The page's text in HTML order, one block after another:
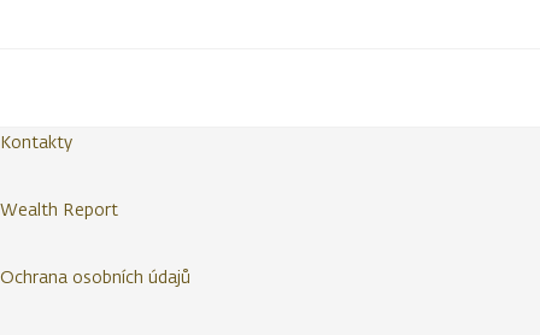
Kontakty
Wealth Report
Ochrana osobních údajů